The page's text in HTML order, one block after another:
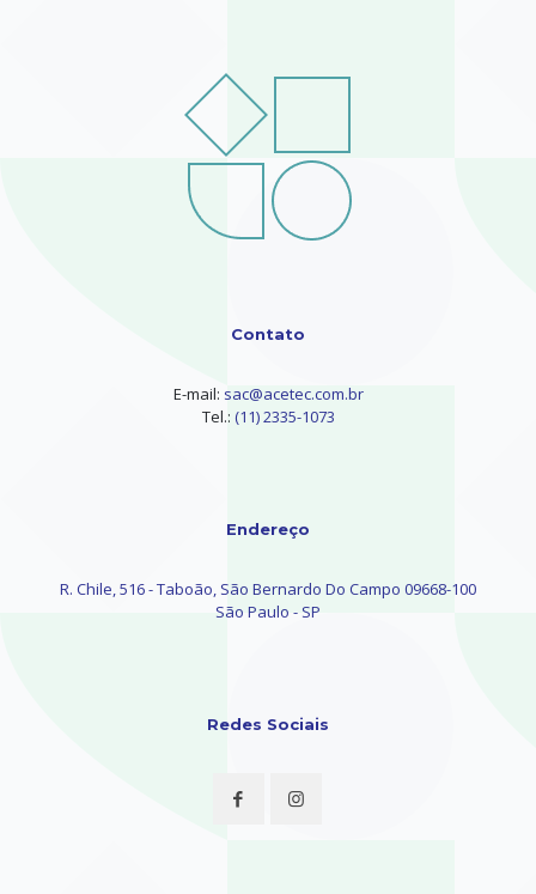
Contato
E-mail: sac@acetec.com.br
Tel.: (11) 2335-1073
Endereço
R. Chile, 516 - Taboão, São Bernardo Do Campo 09668-100
São Paulo - SP
Redes Sociais